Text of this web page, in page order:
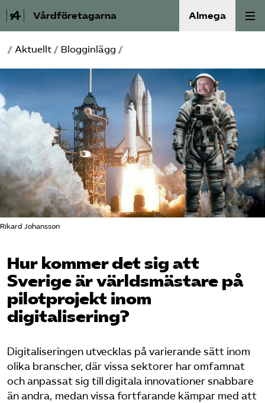
Vårdföretagarna Almega
Välfärdskriminalitet
Valmanifest
Medlemskap
Aktiviteter
Våra frågor
Om oss
Pressrum
Mina sidor
Bli medlem
/ Aktuellt / Blogginlägg /
Rikard Johansson
Hur kommer det sig att
Sverige är världsmästare på
pilotprojekt inom
digitalisering?
Digitaliseringen utvecklas på varierande sätt inom
olika branscher, där vissa sektorer har omfamnat
och anpassat sig till digitala innovationer snabbare
än andra, medan vissa fortfarande kämpar med att